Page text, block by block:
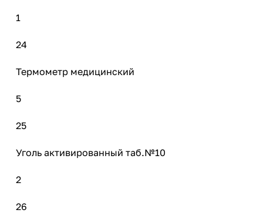
1
24
Термометр медицинский
5
25
Уголь активированный таб.№10
2
26